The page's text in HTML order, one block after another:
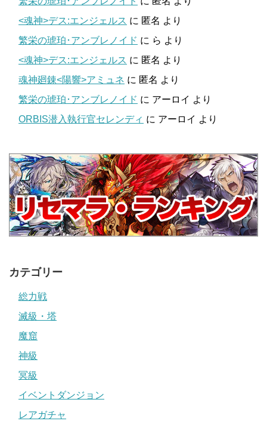
<魂神>デス:エンジェルス に 匿名 より
繁栄の琥珀･アンブレノイド に ら より
<魂神>デス:エンジェルス に 匿名 より
魂神廻錬<陽響>アミュネ に 匿名 より
繁栄の琥珀･アンブレノイド に アーロイ より
ORBIS潜入執行官セレンディ に アーロイ より
カテゴリー
総力戦
滅級・塔
魔窟
神級
冥級
イベントダンジョン
レアガチャ